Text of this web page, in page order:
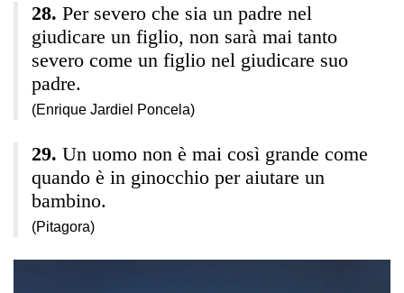
Per severo che sia un padre nel
giudicare un figlio, non sarà mai tanto
severo come un figlio nel giudicare suo
padre.
(Enrique Jardiel Poncela)
Un uomo non è mai così grande come
quando è in ginocchio per aiutare un
bambino.
(Pitagora)